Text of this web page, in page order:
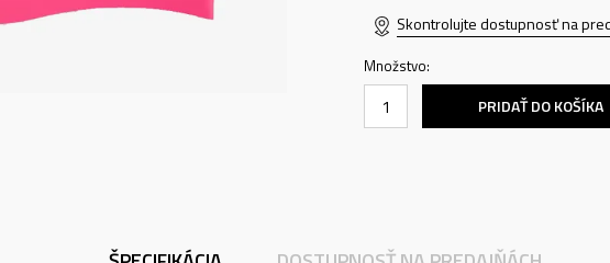
Skontrolujte dostupnosť na
Množstvo:
PRIDAŤ DO KOŠÍKA